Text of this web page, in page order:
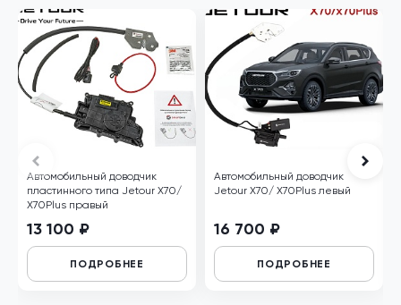
Автомобильный доводчик
пластинного типа Jetour X70/
Х70Plus правый
13 100 ₽
ПОДРОБНЕЕ
Автомобильный доводчик
Jetour X70/ Х70Plus левый
16 700 ₽
ПОДРОБНЕЕ